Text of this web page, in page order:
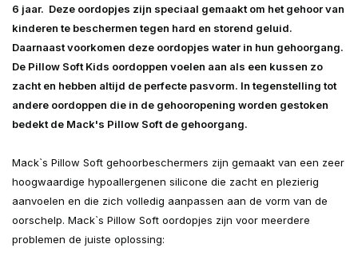
6 jaar. Deze oordopjes zijn speciaal gemaakt om het gehoor van
kinderen te beschermen tegen hard en storend geluid.
Daarnaast voorkomen deze oordopjes water in hun gehoorgang.
De Pillow Soft Kids oordoppen voelen aan als een kussen zo
zacht en hebben altijd de perfecte pasvorm. In tegenstelling tot
andere oordoppen die in de gehooropening worden gestoken
bedekt de Mack's Pillow Soft de gehoorgang.
Mack`s Pillow Soft gehoorbeschermers zijn gemaakt van een zeer
hoogwaardige hypoallergenen silicone die zacht en plezierig
aanvoelen en die zich volledig aanpassen aan de vorm van de
oorschelp. Mack`s Pillow Soft oordopjes zijn voor meerdere
problemen de juiste oplossing: